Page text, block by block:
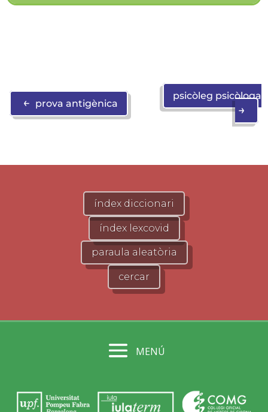
← prova antigènica
psicòleg psicòloga
→
índex diccionari
índex lexcovid
paraula aleatòria
cercar
MENÚ